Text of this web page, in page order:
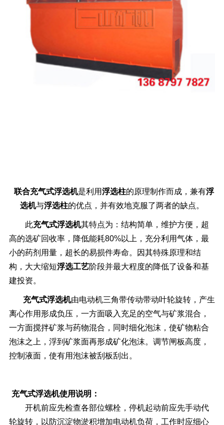
联合充气式浮选机是利用浮选柱的原理制作而成，兼有浮
选机与浮选柱的优点，并有效地克服了两者的缺点。
此充气式浮选机其特点为：结构简单，维护方便，超
高的选矿回收率，降低能耗80%以上，充分利用气体，最
小的药剂用量，超长的易损件寿命。因其特殊原理和结
构，大大缩短浮选工艺阶段并最大程度的降低了设备和基
建投资。
充气式浮选机由电动机三角带传动带动叶轮旋转，产生
离心作用形成负压，一方面吸入充足的空气与矿浆混合，
一方面搅拌矿浆与药物混合，同时细化泡沫，使矿物粘合
泡沫之上，浮到矿浆面再形成矿化泡沫。调节闸板高度，
控制液面，使有用泡沫被刮板刮出。
充气式浮选机使用说明：
开机前应先检查各部位螺栓，停机起动前应先手动代
轮旋转，以防沉淀物淤积增加电动机负荷，工作时应细心